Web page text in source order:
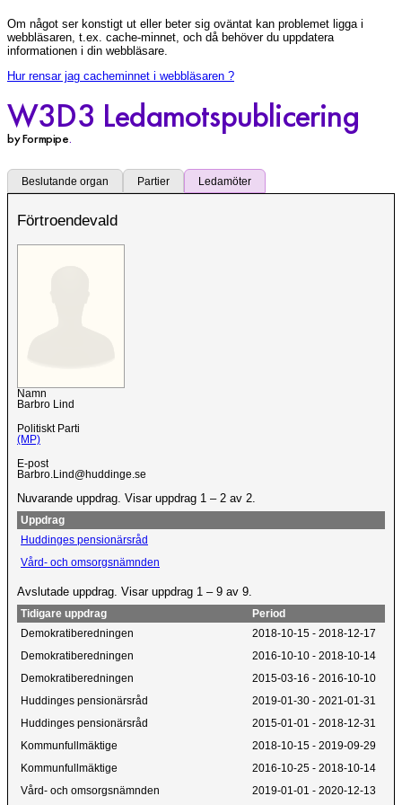
Om något ser konstigt ut eller beter sig oväntat kan problemet ligga i
webbläsaren, t.ex. cache-minnet, och då behöver du uppdatera
informationen i din webbläsare.
Hur rensar jag cacheminnet i webbläsaren ?
W3D3 Ledamotspublicering
by Formpipe.
Beslutande organ Partier Ledamöter
Förtroendevald
Namn
Barbro Lind
Politiskt Parti
(MP)
E-post
Barbro.Lind@huddinge.se
Nuvarande uppdrag. Visar uppdrag 1 – 2 av 2.
Uppdrag
Huddinges pensionärsråd
Vård- och omsorgsnämnden
Avslutade uppdrag. Visar uppdrag 1 – 9 av 9.
Tidigare uppdrag
Period
Demokratiberedningen
2018-10-15 - 2018-12-17
Demokratiberedningen 2016-10-10 - 2018-10-14
Demokratiberedningen 2015-03-16 - 2016-10-10
Huddinges pensionärsråd 2019-01-30 - 2021-01-31
Huddinges pensionärsråd 2015-01-01 - 2018-12-31
Kommunfullmäktige 2018-10-15 - 2019-09-29
Kommunfullmäktige 2016-10-25 - 2018-10-14
Vård- och omsorgsnämnden 2019-01-01 - 2020-12-13